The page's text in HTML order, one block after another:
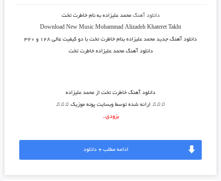
دانلود آهنگ محمد علیزاده به نام خاطرت تخت
Download New Music Mohammad AlizadehKhateret Takht
دانلود آهنگ جدید محمد علیزاده بنام خاطرت تخت با دو کیفیت عالی ۱۲۸ و ۳۲۰
دانلود آهنگ محمد علیزاده خاطرت تخت
دانلود آهنگخاطرت تخت از محمد علیزاده
♫♫♫ ارائه شده توسط وبسایت پونه موزیک ♫♫♫
بزودی..
ادامه مطلب + دانلود